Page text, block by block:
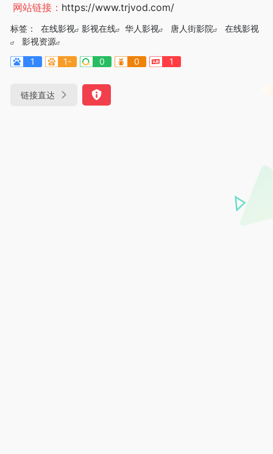
网站链接： https://www.trjvod.com/
标签： 在线影视 影视在线 华人影视 唐人街影院
在线影视
影视资源
1
1- 0 0 1
链接直达